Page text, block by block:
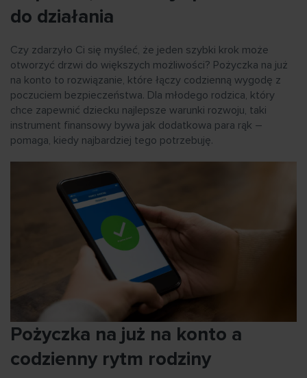
do działania
Czy zdarzyło Ci się myśleć, że jeden szybki krok może
otworzyć drzwi do większych możliwości? Pożyczka na już
na konto to rozwiązanie, które łączy codzienną wygodę z
poczuciem bezpieczeństwa. Dla młodego rodzica, który
chce zapewnić dziecku najlepsze warunki rozwoju, taki
instrument finansowy bywa jak dodatkowa para rąk –
pomaga, kiedy najbardziej tego potrzebuję.
Pożyczka na już na konto a
codzienny rytm rodziny